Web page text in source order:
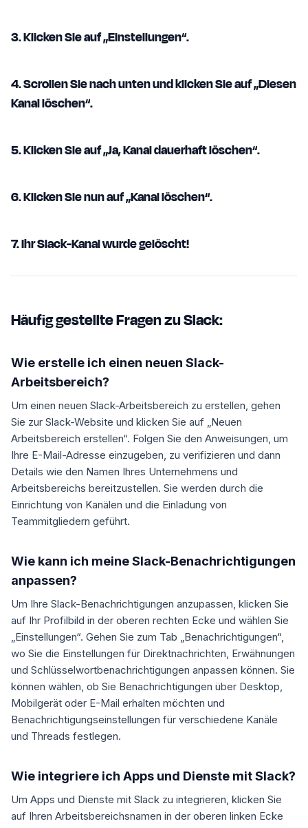
3. Klicken Sie auf „Einstellungen“.
4. Scrollen Sie nach unten und klicken Sie auf „Diesen
Kanal löschen“.
5. Klicken Sie auf „Ja, Kanal dauerhaft löschen“.
6. Klicken Sie nun auf „Kanal löschen“.
7. Ihr Slack-Kanal wurde gelöscht!
Häufig gestellte Fragen zu Slack:
Wie erstelle ich einen neuen Slack-
Arbeitsbereich?
Um einen neuen Slack-Arbeitsbereich zu erstellen, gehen
Sie zur Slack-Website und klicken Sie auf „Neuen
Arbeitsbereich erstellen“. Folgen Sie den Anweisungen, um
Ihre E-Mail-Adresse einzugeben, zu verifizieren und dann
Details wie den Namen Ihres Unternehmens und
Arbeitsbereichs bereitzustellen. Sie werden durch die
Einrichtung von Kanälen und die Einladung von
Teammitgliedern geführt.
Wie kann ich meine Slack-Benachrichtigungen
anpassen?
Um Ihre Slack-Benachrichtigungen anzupassen, klicken Sie
auf Ihr Profilbild in der oberen rechten Ecke und wählen Sie
„Einstellungen“. Gehen Sie zum Tab „Benachrichtigungen“,
wo Sie die Einstellungen für Direktnachrichten, Erwähnungen
und Schlüsselwortbenachrichtigungen anpassen können. Sie
können wählen, ob Sie Benachrichtigungen über Desktop,
Mobilgerät oder E-Mail erhalten möchten und
Benachrichtigungseinstellungen für verschiedene Kanäle
und Threads festlegen.
Wie integriere ich Apps und Dienste mit Slack?
Um Apps und Dienste mit Slack zu integrieren, klicken Sie
auf Ihren Arbeitsbereichsnamen in der oberen linken Ecke